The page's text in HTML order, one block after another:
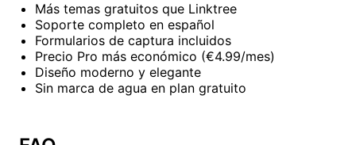
Más temas gratuitos que Linktree
Soporte completo en español
Formularios de captura incluidos
Precio Pro más económico (€4.99/mes)
Diseño moderno y elegante
Sin marca de agua en plan gratuito